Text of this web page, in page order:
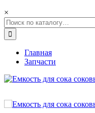
×
Главная
Запчасти